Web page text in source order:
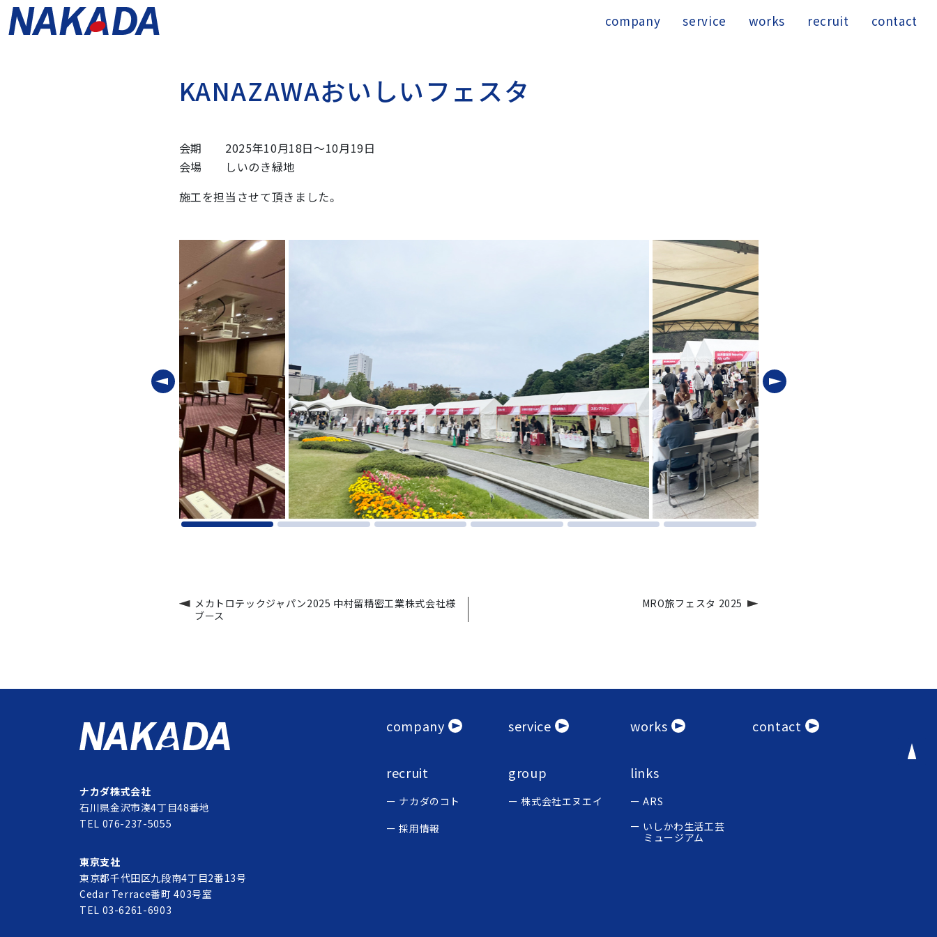
company service works recruit contact
KANAZAWAおい しいフェスタ
会期 2025年10月18日〜10月19日
会場 しいのき緑地
施工を担当させて頂きました。
メカトロテックジャパン2025 中村留精密工業株式会社様
ブース
MRO旅フェスタ 2025
ナカダ株式会社
石川県金沢市湊4丁目48番地
TEL 076-237-5055
東京支社
東京都千代田区九段南4丁目2番13号
Cedar Terrace番町 403号室
TEL 03-6261-6903
company service works contact
recruit
ナカダのコト
採用情報
group
株式会社エヌエイ
links
ARS
いしかわ生活工芸
ミュージアム